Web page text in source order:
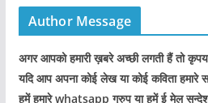
Author Message
अगर आपको हमारी ख़बरे अच्छी लगती हैं तो
यदि आप अपना कोई लेख या कोई कविता हमारे
हमें हमारे whatsapp ग्रुप या हमें ई मेल